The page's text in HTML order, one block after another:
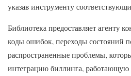
указав инструменту
Библиотека предоставляет агенту
коды ошибок, переходы состояний
распространенные проблемы,
интеграцию биллинга, работающую